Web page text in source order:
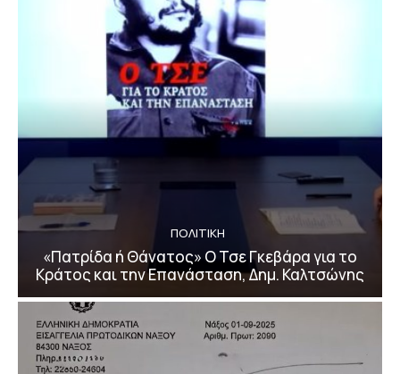
ΠΟΛΙΤΙΚΗ
«Πατρίδα ή Θάνατος» Ο Τσε Γκεβάρα για το
Κράτος και την Επανάσταση, Δημ. Καλτσώνης